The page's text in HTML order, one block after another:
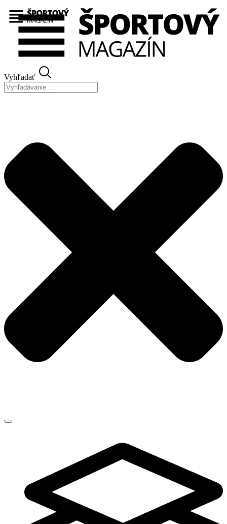
Preskočiť
na
obsah
Vyhľadať